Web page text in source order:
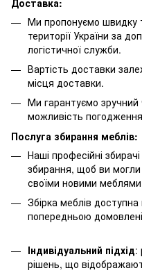
Ми пропонуємо швидку
території України за
логістичної служби.
Вартість доставки
місця доставки.
Ми гарантуємо
можливість
Послуга збирання меблів:
Наші професійні
збирання, щоб ви
своїми новими
Збірка меблів
попередньою
Індивідуальний підхід:
рішень, що